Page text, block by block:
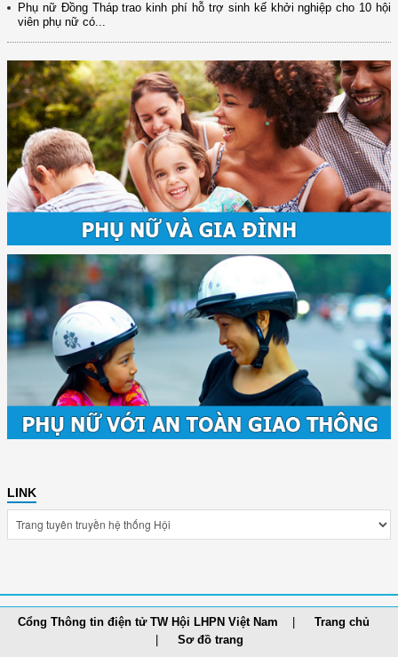
Phụ nữ Đồng Tháp trao kinh phí hỗ trợ sinh kế khởi nghiệp cho 10 hội
viên phụ nữ có...
LINK
Cổng Thông tin điện tử TW Hội LHPN Việt Nam
Trang chủ
Sơ đồ trang